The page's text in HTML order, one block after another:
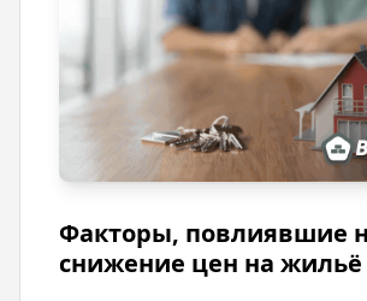
Факторы, повлиявшие
снижение цен на жильё